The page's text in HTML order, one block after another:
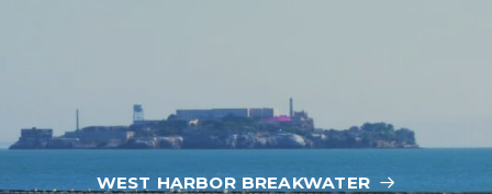
WEST HARBOR BREAKWATER